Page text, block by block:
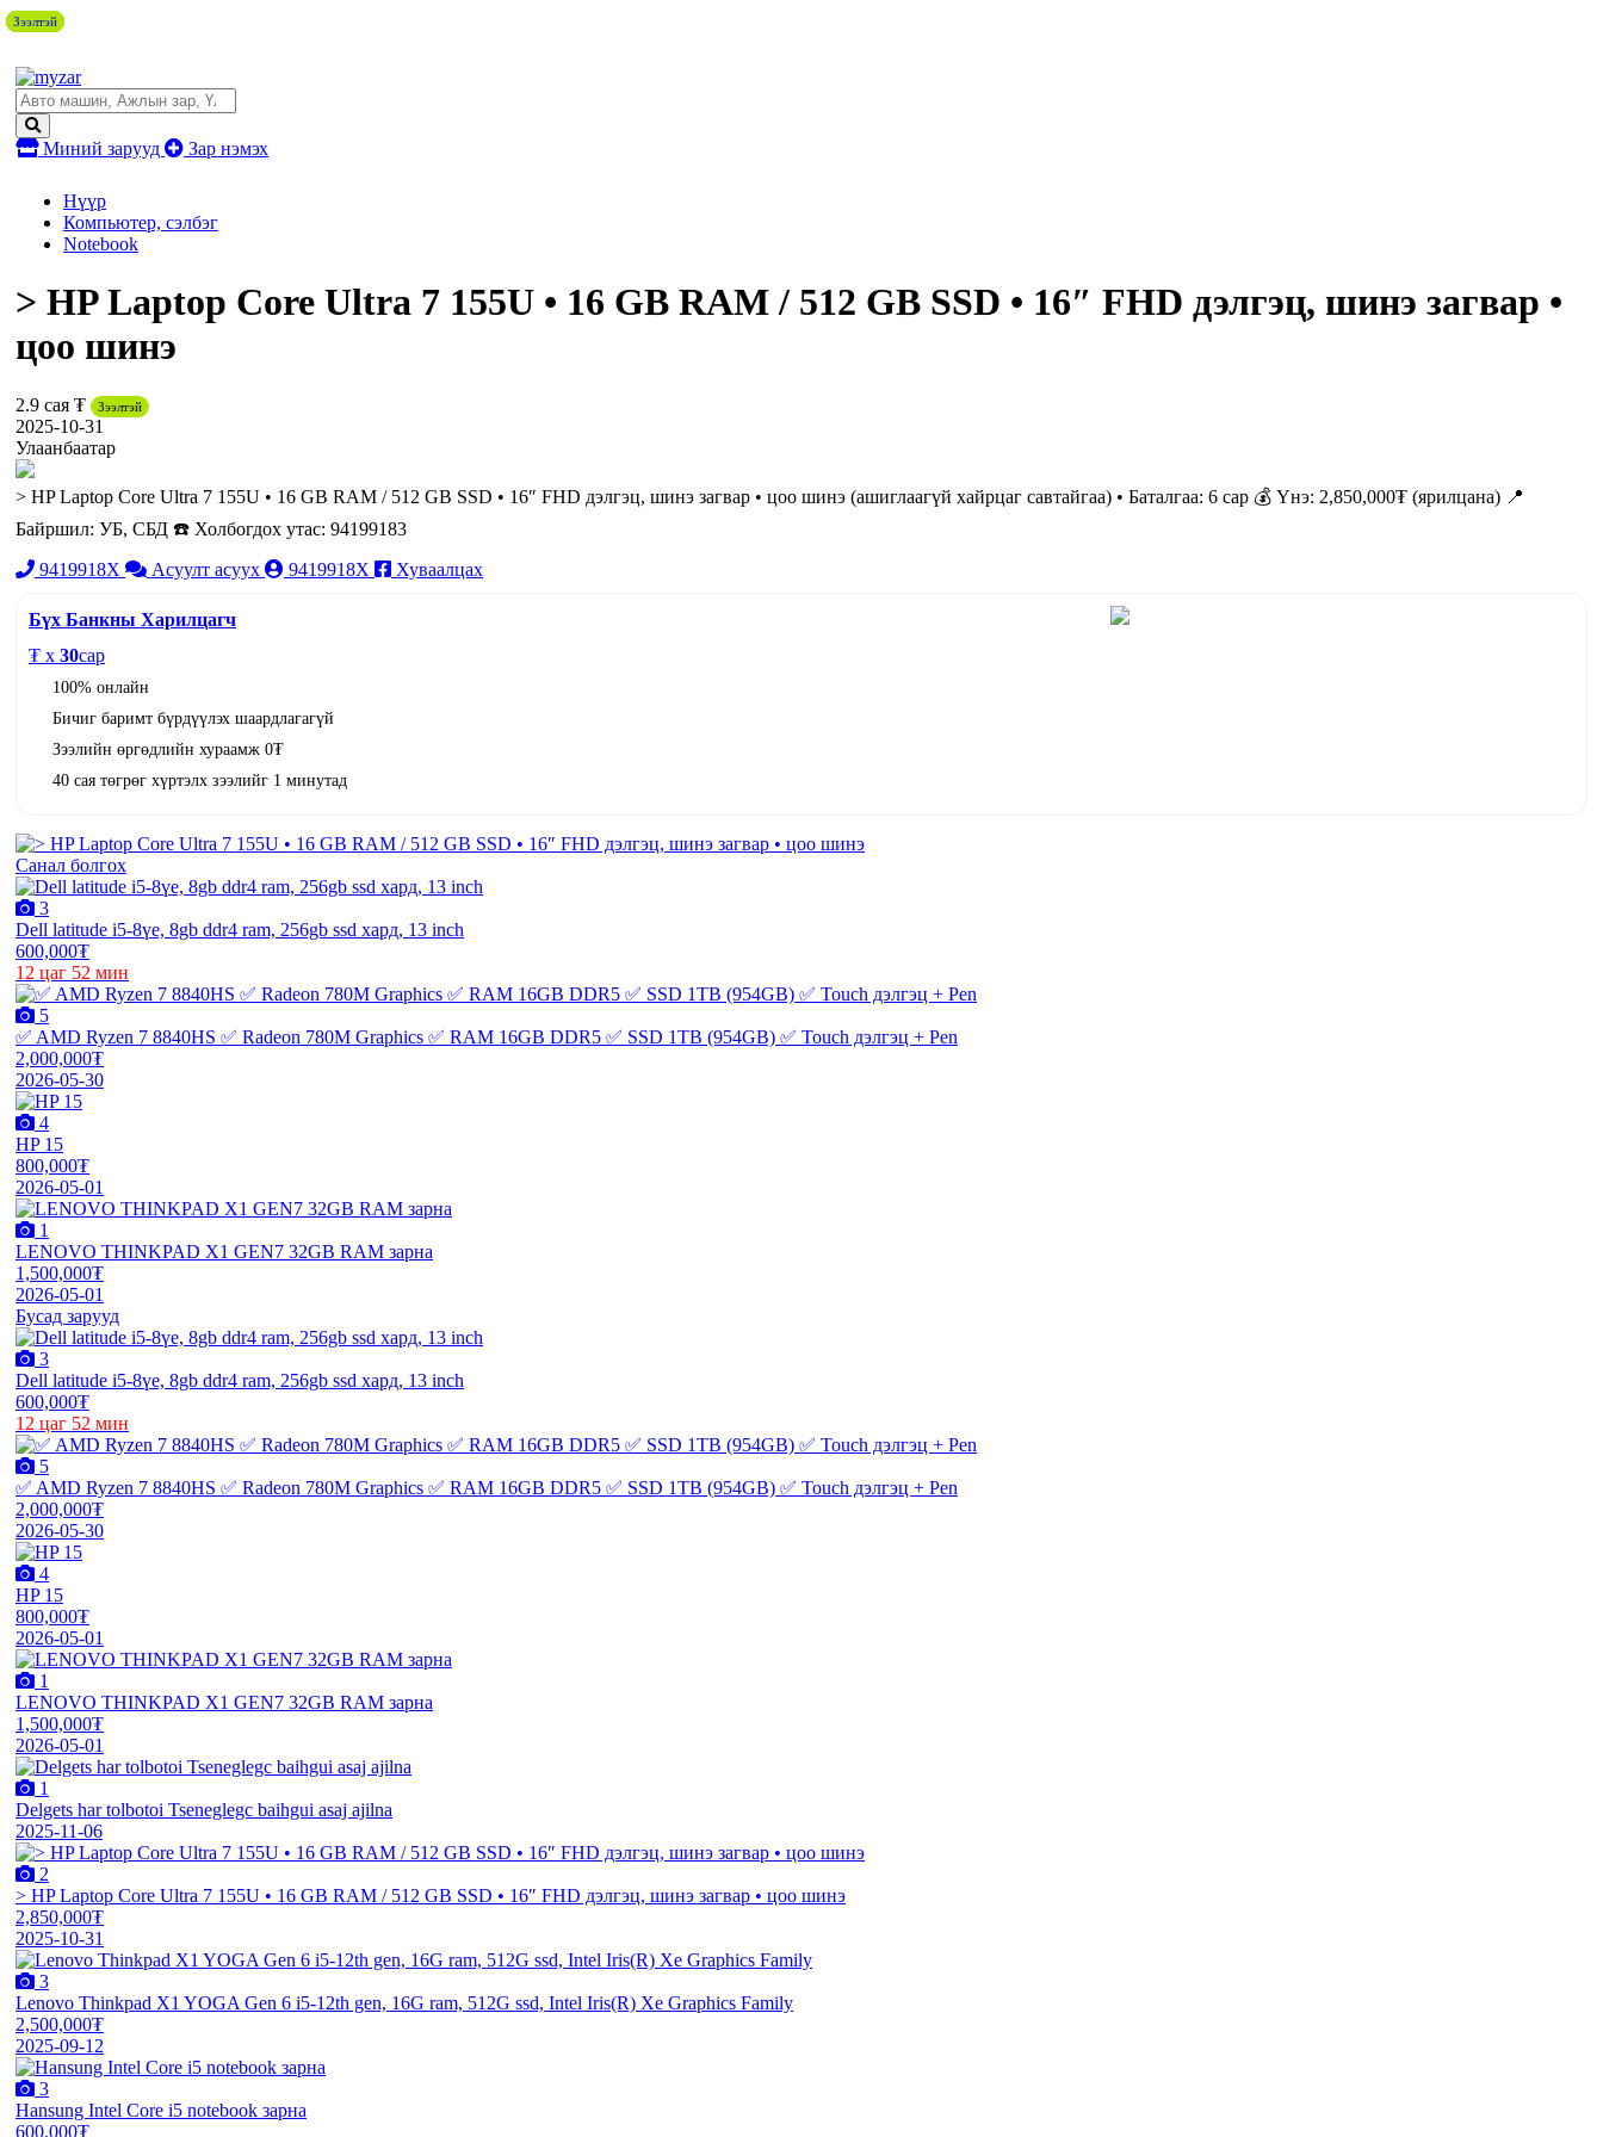
Миний зарууд Зар нэмэх
Нүүр
Компьютер, сэлбэг
Notebook
> HP Laptop Core Ultra 7 155U • 16 GB RAM / 512 GB SSD • 16″ FHD дэлгэц, шинэ загвар •
цоо шинэ
2.9 сая ₮ Зээлтэй
2025-10-31
Улаанбаатар
> HP Laptop Core Ultra 7 155U • 16 GB RAM / 512 GB SSD • 16″ FHD дэлгэц, шинэ загвар • цоо шинэ (ашиглаагүй хайрцаг савтайгаа) • Баталгаа: 6 сар 💰 Үнэ: 2,850,000₮ (ярилцана) 📍
Байршил: УБ, СБД ☎️ Холбогдох утас: 94199183
9419918X
Асуулт асуух 9419918X Хуваалцах
Бүх Банкны Харилцагч
₮ x 30сар
100% онлайн
Бичиг баримт бүрдүүлэх шаардлагагүй
Зээлийн өргөдлийн хураамж 0₮
40 сая төгрөг хүртэлх зээлийг 1 минутад
Санал болгох
3
Dell latitude i5-8үе, 8gb ddr4 ram, 256gb ssd хард, 13 inch
600,000₮
12 цаг 52 мин
Зээлтэй
5
✅ AMD Ryzen 7 8840HS ✅ Radeon 780M Graphics ✅ RAM 16GB DDR5 ✅ SSD 1TB (954GB) ✅ Touch дэлгэц + Pen
2,000,000₮
2026-05-30
4
HP 15
800,000₮
2026-05-01
Зээлтэй
1
LENOVO THINKPAD X1 GEN7 32GB RAM зарна
1,500,000₮
2026-05-01
Бусад зарууд
3
Dell latitude i5-8үе, 8gb ddr4 ram, 256gb ssd хард, 13 inch
600,000₮
12 цаг 52 мин
Зээлтэй
5
✅ AMD Ryzen 7 8840HS ✅ Radeon 780M Graphics ✅ RAM 16GB DDR5 ✅ SSD 1TB (954GB) ✅ Touch дэлгэц + Pen
2,000,000₮
2026-05-30
4
HP 15
800,000₮
2026-05-01
Зээлтэй
1
LENOVO THINKPAD X1 GEN7 32GB RAM зарна
1,500,000₮
2026-05-01
1
Delgets har tolbotoi Tseneglegc baihgui asaj ajilna
2025-11-06
Зээлтэй
2
> HP Laptop Core Ultra 7 155U • 16 GB RAM / 512 GB SSD • 16″ FHD дэлгэц, шинэ загвар • цоо шинэ
2,850,000₮
2025-10-31
Зээлтэй
3
Lenovo Thinkpad X1 YOGA Gen 6 i5-12th gen, 16G ram, 512G ssd, Intel Iris(R) Xe Graphics Family
2,500,000₮
2025-09-12
3
Hansung Intel Core i5 notebook зарна
600,000₮
Зээлтэй
Зээлтэй